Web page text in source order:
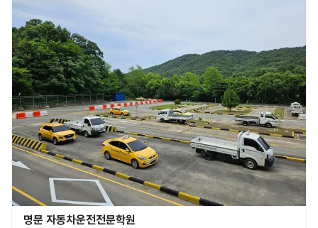
명문 자동차운전전문학원